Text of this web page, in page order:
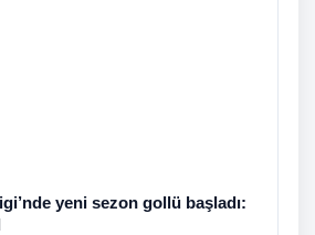
yeni sezon gollü başladı: